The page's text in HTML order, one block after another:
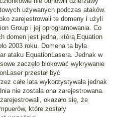
używanych podczas ataków.
zarejestrowali te domeny i użyli
Group i jej oprogramowania. Co
domen jest jedna, którą Equation
2003 roku. Domena ta była
ataku EquationLasera. Jednak w
zaczęło blokować wykrywanie
przestał być
całe lata wykorzystywała jednak
nie została ona zarejestrowana.
okazało się, że
które zostały